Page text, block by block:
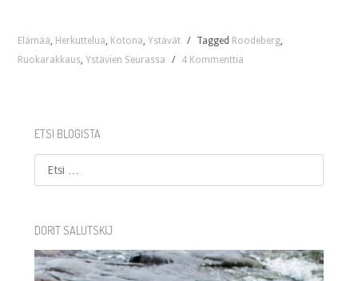
Elämää Herkuttelua Kotona ,Ystävät / Tagged Roodeberg
Ruokarakkaus ,Ystävien Seurassa / 4 Kommenttia
ETSI BLOGISTA
Etsi
DORIT SALUTSKIJ